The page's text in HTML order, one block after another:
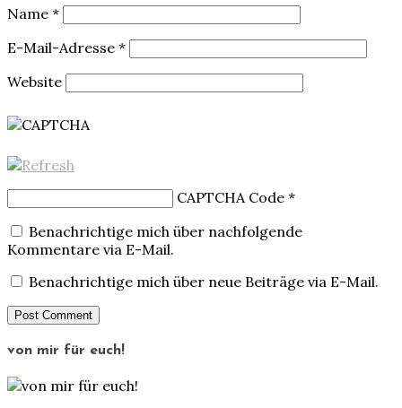
Name *
E-Mail-Adresse *
Website
CAPTCHA Code *
Benachrichtige mich über nachfolgende
Kommentare via E-Mail.
Benachrichtige mich über neue Beiträge via E-Mail.
von mir für euch!